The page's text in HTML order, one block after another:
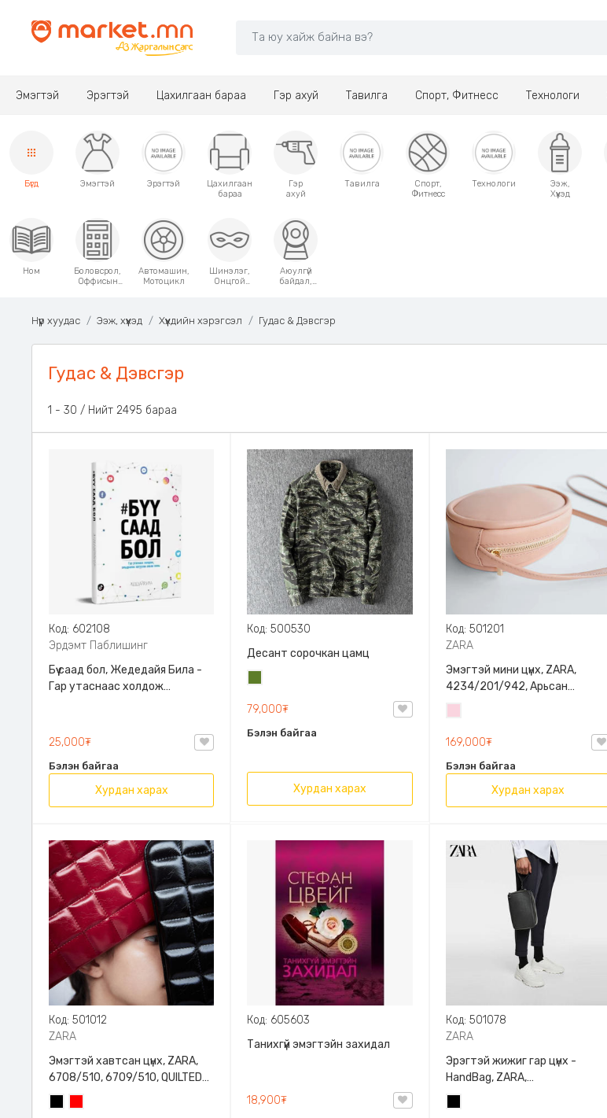
Эмэгтэй Эрэгтэй Цахилгаан бараа Гэр ахуй Тавилга Спорт, Фитнесс Технологи
Бүгд Эмэгтэй Эрэгтэй
Цахилгаан
бараа
Гэр
ахуй
Тавилга
Спорт,
Фитнесс
Технологи
Ээж,
Хүүхэд
Ном
Боловсрол,
Оффисын
Автомашин,
Мотоцикл
Шинэлэг,
Онцгой
Аюулгүй
байдал,
Нүүр хуудас Ээж, хүүхэд Хүүхдийн хэрэгсэл Гудас & Дэвсгэр
Гудас & Дэвсгэр
1 - 30 / Нийт 2495 бараа
Код: 602108
Эрдэмт Паблишинг
Бүү саад бол, Жедедайя Била -
Гар утаснаас холдож
9789919235192
25,000₮
Бэлэн байгаа
Хурдан харах
Код: 500530
Десант сорочкан цамц
79,000₮
Бэлэн байгаа
Хурдан харах
Код: 501201
ZARA
Эмэгтэй мини цүнх, ZARA,
4234/201/942, Арьсан
материалтай, LIMITED EDITION
OVAL LEATHER HANDBAG TRF
169,000₮
Бэлэн байгаа
Хурдан харах
Код: 501012
ZARA
Эмэгтэй хавтсан цүнх, ZARA,
6708/510, 6709/510, QUILTED
CLUTCH BAGDETAILS, Лакан,
Гинжин оосортой
Код: 605603
Танихгүй эмэгтэйн захидал
18,900₮
Код: 501078
ZARA
Эрэгтэй жижиг гар цүнх -
HandBag, ZARA,
3720/005/040, PU арьс